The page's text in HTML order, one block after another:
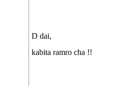
D dai,
kabita ramro cha !!